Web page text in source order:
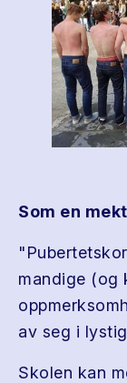
Som en
mandige (og
av seg i
Skolen kan